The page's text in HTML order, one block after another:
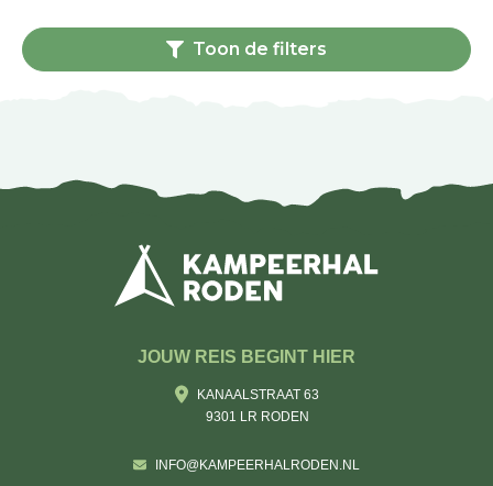
Toon de filters
JOUW REIS BEGINT HIER
KANAALSTRAAT 63
9301 LR RODEN
INFO@KAMPEERHALRODEN.NL